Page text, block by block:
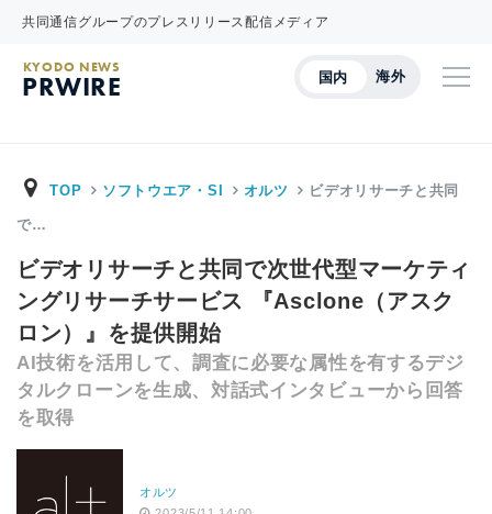
共同通信グループのプレスリリース配信メディア
国内 海外
KYODO NEWS
PRWIRE
TOP ソフトウエア・SI オルツ ビデオリサーチと共同
で…
ビデオリサーチと共同で次世代型マーケティ
ングリサーチサービス 『Asclone（アスク
ロン）』を提供開始
AI技術を活用して、調査に必要な属性を有するデジ
タルクローンを生成、対話式インタビューから回答
を取得
オルツ